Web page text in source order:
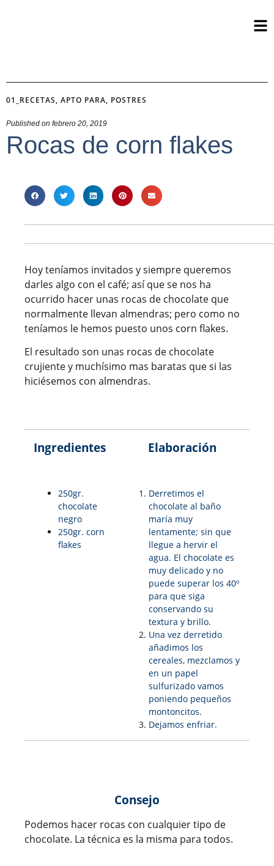
01_RECETAS, APTO PARA, POSTRES
Published on febrero 20, 2019
Rocas de corn flakes
Hoy teníamos invitados y siempre queremos
darles algo con el café; así que se nos ha
ocurrido hacer unas rocas de chocolate que
normalmente llevan almendras; pero como no
teníamos le hemos puesto unos corn flakes.
El resultado son unas rocas de chocolate
crujiente y muchísimo mas baratas que si las
hiciésemos con almendras.
Ingredientes
250gr.
chocolate
negro
250gr. corn
flakes
Elaboración
Derretimos el
chocolate al baño
maría muy
lentamente; sin que
llegue a hervir el
agua. El chocolate es
muy delicado y no
puede superar los 40º
para que siga
conservando su
textura y brillo.
Una vez derretido
añadimos los
cereales, mezclamos y
en un papel
sulfurizado vamos
poniendo pequeños
montoncitos.
Dejamos enfriar.
Consejo
Podemos hacer rocas con cualquier tipo de
chocolate. La técnica es la misma para todos.